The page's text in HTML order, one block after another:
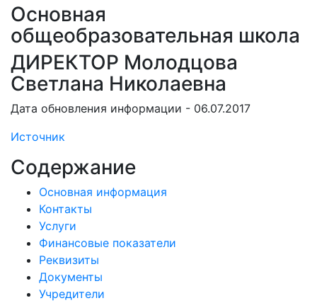
Основная
общеобразовательная школа
ДИРЕКТОР Молодцова
Светлана Николаевна
Дата обновления информации - 06.07.2017
Источник
Содержание
Основная информация
Контакты
Услуги
Финансовые показатели
Реквизиты
Документы
Учредители